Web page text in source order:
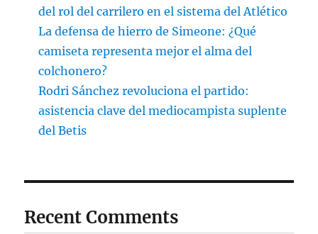
del rol del carrilero en el sistema del Atlético
La defensa de hierro de Simeone: ¿Qué
camiseta representa mejor el alma del
colchonero?
Rodri Sánchez revoluciona el partido:
asistencia clave del mediocampista suplente
del Betis
Recent Comments